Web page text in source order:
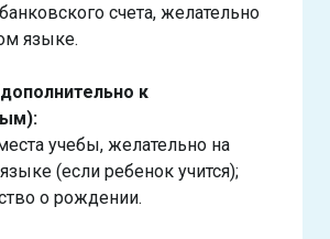
счета, желательно
языке.
к
учебы, желательно на
(если ребенок учится);
о рождении.